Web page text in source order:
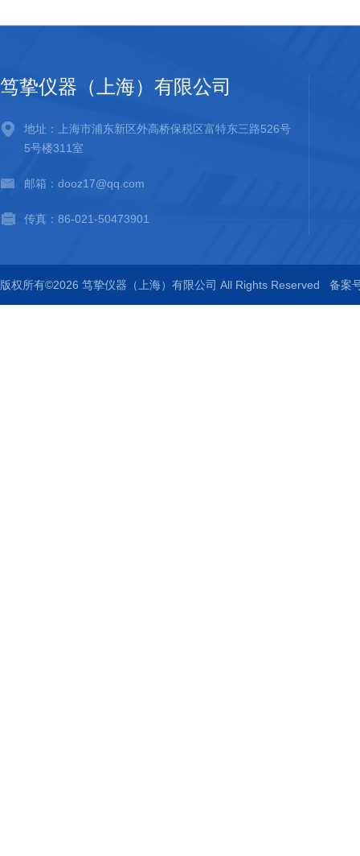
笃挚仪器（上海）有限公司
地址：上海市浦东新区外高桥保税区富特东三路526号
5号楼311室
邮箱：dooz17@qq.com
传真：86-021-50473901
版权所有©2026 笃挚仪器（上海）有限公司 All Rights Reserved 备案